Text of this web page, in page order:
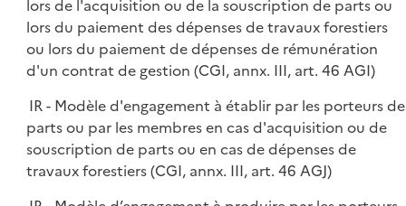
lors de l'acquisition ou de la souscription de parts ou
lors du paiement des dépenses de travaux forestiers
ou lors du paiement de dépenses de rémunération
d'un contrat de gestion (CGI, annx. III, art. 46 AGI)
IR - Modèle d'engagement à établir par les porteurs de
parts ou par les membres en cas d'acquisition ou de
souscription de parts ou en cas de dépenses de
travaux forestiers (CGI, annx. III, art. 46 AGJ)